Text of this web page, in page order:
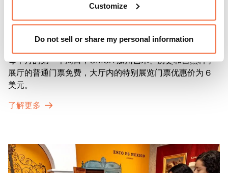
Customize
Do not sell or share my personal information
第一主日
每个月的第一个周日，OMCA 加州艺术、历史和自然科学
展厅的普通门票免费，大厅内的特别展览门票优惠价为 6
美元。
了解更多